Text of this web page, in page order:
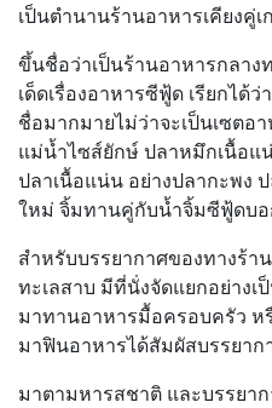
เป็นตำนานร้านอาหารเคียงคู่
ขึ้นชื่อว่าเป็นร้านอาหารกลาง
เด็ดเรื่องอาหารซีฟู้ด เรียกได้
ชื่อมากมายไม่ว่าจะเป็นเซตอ
แม่น้ำไซส์ยักษ์ ปลาหมึกเนื้อแ
ปลาเนื้อแน่น อย่างปลากะพง
ใหม่ จิ้มทานคู่กับน้ำจิ้มซีฟู้ดบอ
สำหรับบรรยากาศของทางร้า
ทะเลสาบ มีที่นั่งจัดแยกอย่าง
มาทานอาหารมื้อครอบครัว
มาฟินอาหารได้สัมผัสบรรยาก
มาตามหารสชาติ และบรรยา